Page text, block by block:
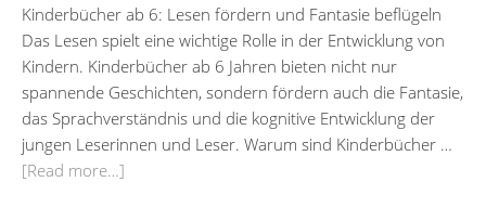
Kinderbücher ab 6: Lesen fördern und Fantasie beflügeln
Das Lesen spielt eine wichtige Rolle in der Entwicklung von
Kindern. Kinderbücher ab 6 Jahren bieten nicht nur
spannende Geschichten, sondern fördern auch die Fantasie,
das Sprachverständnis und die kognitive Entwicklung der
jungen Leserinnen und Leser. Warum sind Kinderbücher …
[Read more…]